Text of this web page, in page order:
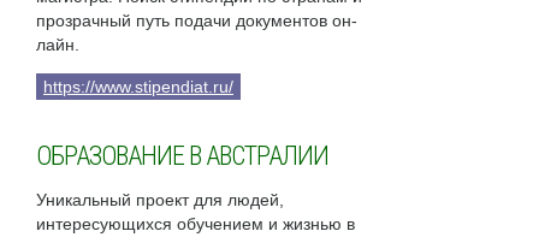
прозрачный путь подачи документов он-
лайн.
https://www.stipendiat.ru/
ОБРАЗОВАНИЕ В АВСТРАЛИИ
Уникальный проект для людей,
интересующихся обучением и жизнью в